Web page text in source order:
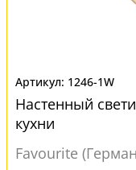
1246-1W
Настенный
кухни
Favourite